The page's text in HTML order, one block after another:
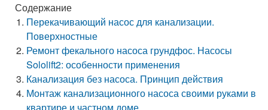
Содержание
Перекачивающий насос для канализации.
Поверхностные
Ремонт фекального насоса грундфос. Насосы
Sololift2: особенности применения
Канализация без насоса. Принцип действия
Монтаж канализационного насоса своими руками в